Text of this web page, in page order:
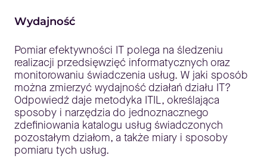
Wydajność
Pomiar efektywności IT polega na śledzeniu
realizacji przedsięwzięć informatycznych oraz
monitorowaniu świadczenia usług. W jaki sposób
można zmierzyć wydajność działań działu IT?
Odpowiedź daje metodyka ITIL, określająca
sposoby i narzędzia do jednoznacznego
zdefiniowania katalogu usług świadczonych
pozostałym działom, a także miary i sposoby
pomiaru tych usług.